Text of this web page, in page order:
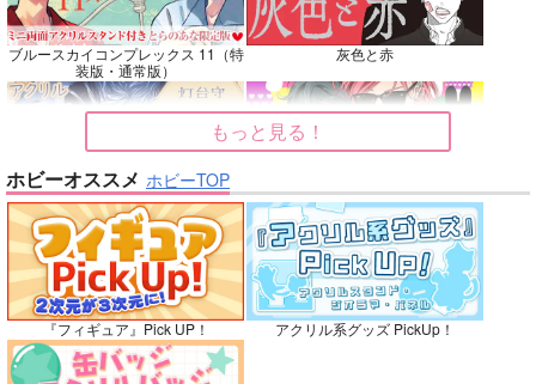
名も無きシャイニーア
ワー
ウエマリ
専売 446円（税込）
轟焦凍×緑谷出久
サンプル
カート
Beginning！
魚イチ場
770円 （税込）
その他
キョウヤ×カラスバ
サンプル
カート
Elements
韋譜律斗
専売 583 円（税込）
サンプル
カート
ブルースカイコンプレックス 11（特
装版・通常版）
灰色と赤
灯台守とかもめの子 3 ヤリチン☆ビッチ部 7
俺の可愛い弟は 2
もっと見る！
ホビーオススメ ホビーTOP
『フィギュア』Pick UP！ アクリル系グッズ PickUp！